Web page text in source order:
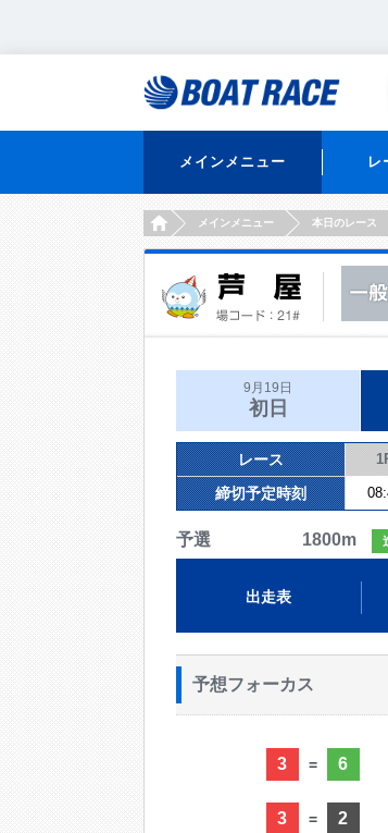
メインメニュー レ
HOMEメインメニュー 本日のレース
9月19日
初日
レース
締切予定時刻
予選 1800m
出走表
予想フォーカス
3 = 6
3 = 2